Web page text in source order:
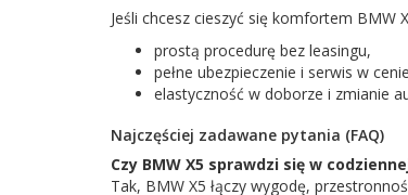
Jeśli chcesz cieszyć się komfortem BMW
prostą procedurę bez leasingu,
pełne ubezpieczenie i serwis w
elastyczność w doborze i zmianie
Najczęściej zadawane pytania (FAQ)
Czy BMW X5 sprawdzi się w
Tak, BMW X5 łączy wygodę,